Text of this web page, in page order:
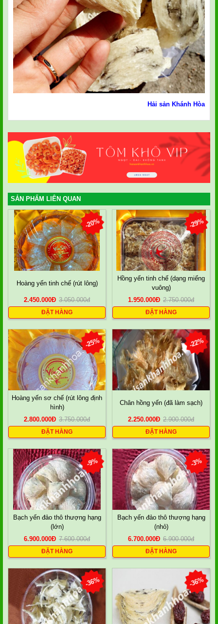
Hải sản Khánh Hòa
SẢN PHẨM LIÊN QUAN
-20%
Hoàng yến tinh chế (rút lông)
2.450.000Đ 3.050.000đ
ĐẶT HÀNG
-29%
Hồng yến tinh chế (dạng miếng
vuông)
1.950.000Đ 2.750.000đ
ĐẶT HÀNG
-25%
Hoàng yến sơ chế (rút lông định
hình)
2.800.000Đ 3.750.000đ
ĐẶT HÀNG
-22%
Chân hồng yến (đã làm sạch)
2.250.000Đ 2.900.000đ
ĐẶT HÀNG
-9%
Bạch yến đảo thô thượng hạng
(lớn)
6.900.000Đ 7.600.000đ
ĐẶT HÀNG
-3%
Bạch yến đảo thô thượng hạng
(nhỏ)
6.700.000Đ 6.900.000đ
ĐẶT HÀNG
-36% -36%